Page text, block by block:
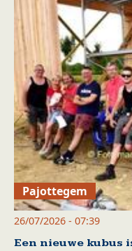
Pajottegem
26/07/2026 - 07:39
Een nieuwe kubus